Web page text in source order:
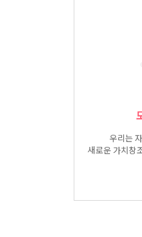
우리는
새로운 가치창